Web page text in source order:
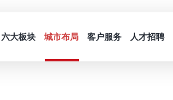
六大板块 城市布局 客户服务 人才招聘